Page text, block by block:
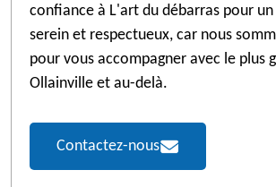
confiance à L'art du débarras pour
serein et respectueux, car nous
pour vous accompagner avec le plus
Ollainville et au-delà.
Contactez-nous